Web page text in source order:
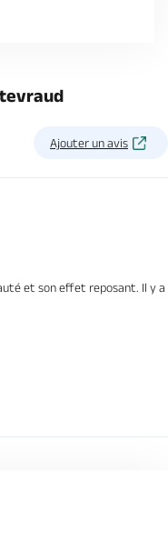
Ajouter un avis
et son effet reposant. Il y